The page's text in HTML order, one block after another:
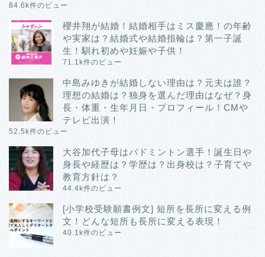
84.6k件のビュー
櫻井翔が結婚！結婚相手はミス慶應！の年齢
や実家は？結婚式や結婚指輪は？第一子誕
生！馴れ初めや妊娠や子供！
71.1k件のビュー
中島みゆきが結婚しない理由は？元夫は誰？
理想の結婚は？独身を選んだ理由はなぜ？身
長・体重・生年月日・プロフィール！CMや
テレビ出演！
52.5k件のビュー
大谷加代子母はバドミントン選手！誕生日や
身長や経歴は？学歴は？出身校は？子育てや
教育方針は？
44.4k件のビュー
[小学校受験願書例文] 短所を長所に変える例
文！どんな短所も長所に変える表現！
40.1k件のビュー